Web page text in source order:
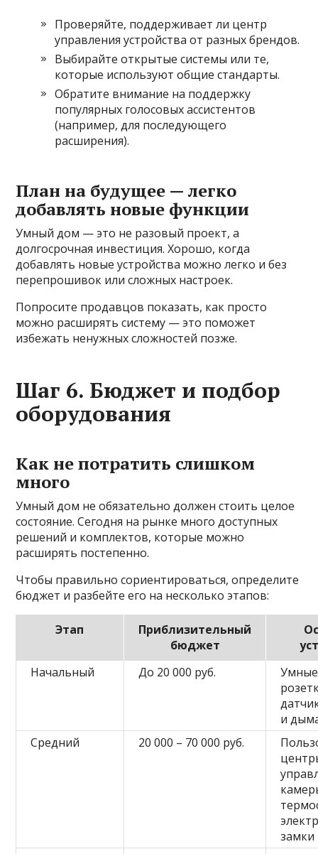
Проверяйте, поддерживает ли центр
управления устройства от разных брендов.
Выбирайте открытые системы или те,
которые используют общие стандарты.
Обратите внимание на поддержку
популярных голосовых ассистентов
(например, для последующего
расширения).
План на будущее — легко
добавлять новые функции
Умный дом — это не разовый проект, а
долгосрочная инвестиция. Хорошо, когда
добавлять новые устройства можно легко и без
перепрошивок или сложных настроек.
Попросите продавцов показать, как просто
можно расширять систему — это поможет
избежать ненужных сложностей позже.
Шаг 6. Бюджет и подбор
оборудования
Как не потратить слишком
много
Умный дом не обязательно должен стоить целое
состояние. Сегодня на рынке много доступных
решений и комплектов, которые можно
расширять постепенно.
Чтобы правильно сориентироваться, определите
бюджет и разбейте его на несколько этапов:
Этап
Приблизительный
бюджет
Начальный
До 20 000 руб.
и
Средний
20 000 – 70 000 руб.
замки